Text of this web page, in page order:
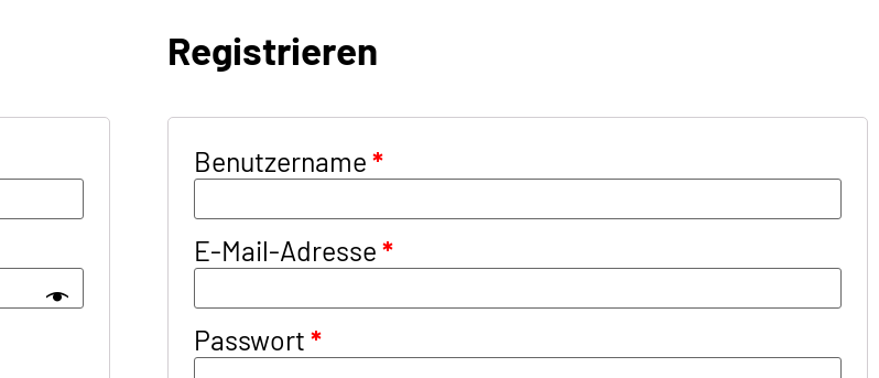
Registrieren
Benutzername*
E-Mail-Adresse*
Passwort*